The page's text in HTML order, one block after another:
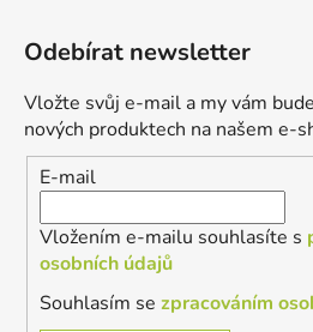
Odebírat newsletter
Vložte svůj e-mail a my vám
nových produktech na našem e-
E-mail
Vložením e-mailu souhlasíte s
osobních údajů
Souhlasím se zpracováním